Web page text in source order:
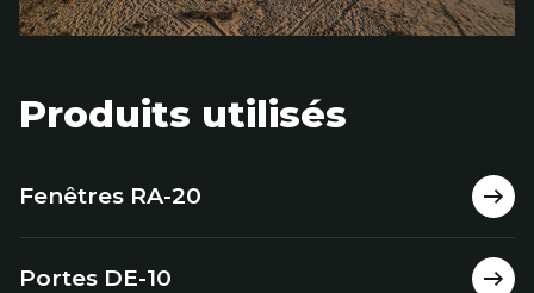
Produits utilisés
Fenêtres RA-20
Portes DE-10